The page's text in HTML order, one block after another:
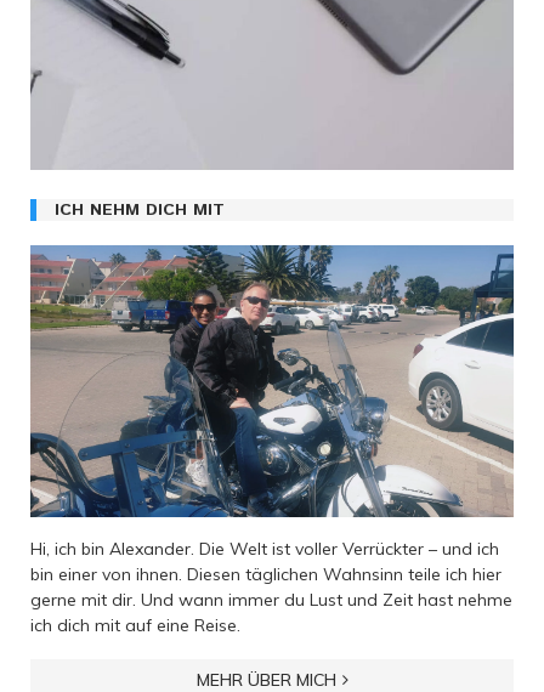
ICH NEHM DICH MIT
Hi, ich bin Alexander. Die Welt ist voller Verrückter – und ich
bin einer von ihnen. Diesen täglichen Wahnsinn teile ich hier
gerne mit dir. Und wann immer du Lust und Zeit hast nehme
ich dich mit auf eine Reise.
MEHR ÜBER MICH